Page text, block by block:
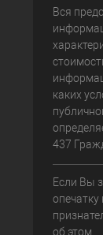
Вся
каких
437
Если Вы
об этом.